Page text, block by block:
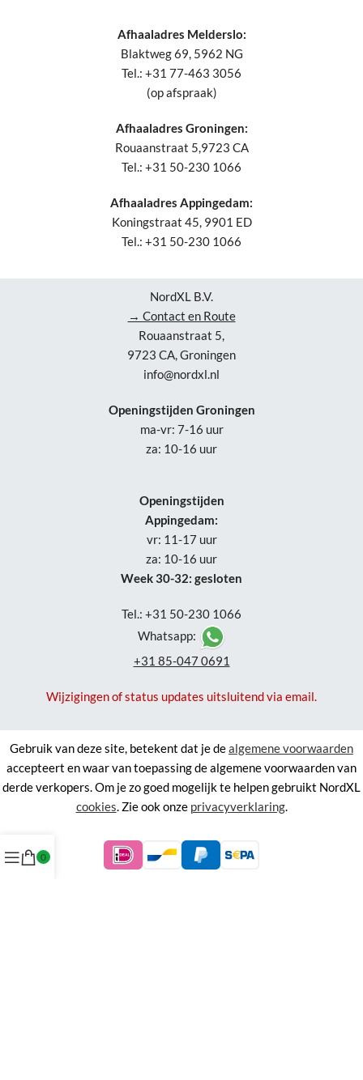
Afhaaladres Melderslo:
Blaktweg 69, 5962 NG
Tel.: +31 77-463 3056
(op afspraak)
Afhaaladres Groningen:
Rouaanstraat 5,9723 CA
Tel.: +31 50-230 1066
Afhaaladres Appingedam:
Koningstraat 45, 9901 ED
Tel.: +31 50-230 1066
NordXL B.V.
→ Contact en Route
Rouaanstraat 5,
9723 CA, Groningen
info@nordxl.nl
Openingstijden Groningen
ma-vr: 7-16 uur
za: 10-16 uur
Openingstijden
Appingedam:
vr: 11-17 uur
za: 10-16 uur
Week 30-32: gesloten
Tel.: +31 50-230 1066
Whatsapp:
+31 85-047 0691
Wijzigingen of status updates uitsluitend via email.
Gebruik van deze site, betekent dat je dealgemene voorwaarden
accepteert en waar van toepassing de algemene voorwaarden van
derde verkopers. Om je zo goed mogelijk te helpen gebruikt NordXL
cookies. Zie ook onze privacyverklaring.
0